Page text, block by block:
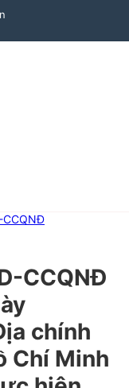
CCQNĐ
chính
Chí Minh